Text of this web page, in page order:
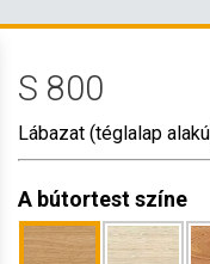
KAPCSOLATOK
S 800
Lábazat (téglalap
A bútortest színe